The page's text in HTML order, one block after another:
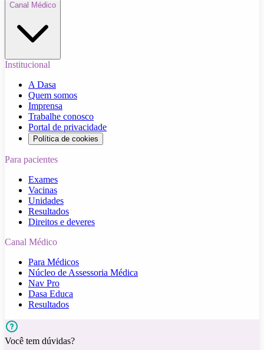
Canal Médico
Institucional
A Dasa
Quem somos
Imprensa
Trabalhe conosco
Portal de privacidade
Política de cookies
Para pacientes
Exames
Vacinas
Unidades
Resultados
Direitos e deveres
Canal Médico
Para Médicos
Núcleo de Assessoria Médica
Nav Pro
Dasa Educa
Resultados
Você tem dúvidas?